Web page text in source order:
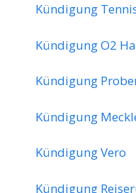
Kündigung
Kündigung O2
Kündigung
Kündigung
Kündigung Vero
Kündigung